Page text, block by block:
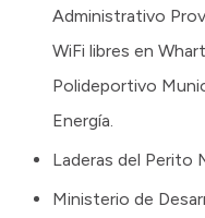
Administrativo
WiFi libres en
Polideportivo
Energía.
Laderas del Perito
Ministerio de